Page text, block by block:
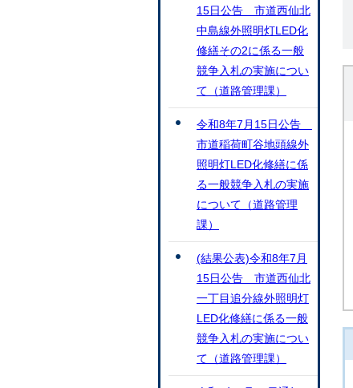
15日公告 市道西仙北
中島線外照明灯LED化
修繕その2に係る一般
競争入札の実施につい
て（道路管理課）
令和8年7月15日公告
市道稲荷町谷地頭線外
照明灯LED化修繕に係
る一般競争入札の実施
について（道路管理
課）
(結果公表)令和8年7月
15日公告 市道西仙北
一丁目追分線外照明灯
LED化修繕に係る一般
競争入札の実施につい
て（道路管理課）